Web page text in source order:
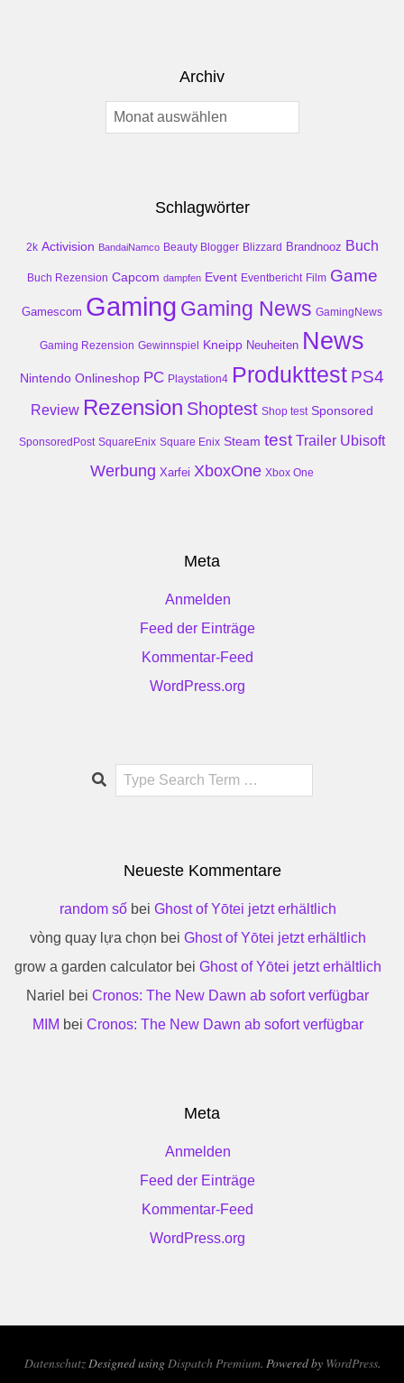
Archiv
Archiv
Schlagwörter
2k Activision BandaiNamco Beauty Blogger Blizzard Brandnooz Buch
Buch Rezension Capcom dampfen Event Eventbericht Film Game
Gamescom Gaming Gaming News GamingNews
Gaming Rezension Gewinnspiel Kneipp Neuheiten News
Nintendo Onlineshop PC Playstation4 Produkttest PS4
Review Rezension Shoptest Shop test Sponsored
SponsoredPost SquareEnix Square Enix Steam test Trailer Ubisoft
Werbung Xarfei XboxOne Xbox One
Meta
Anmelden
Feed der Einträge
Kommentar-Feed
WordPress.org
Search
Neueste Kommentare
random sốbei Ghost of Yōtei jetzt erhältlich
vòng quay lựa chọn bei Ghost of Yōtei jetzt erhältlich
grow a garden calculatorbei Ghost of Yōtei jetzt erhältlich
Nariel bei Cronos: The New Dawn ab sofort verfügbar
MIM bei Cronos: The New Dawn ab sofort verfügbar
Meta
Anmelden
Feed der Einträge
Kommentar-Feed
WordPress.org
DatenschutzDesigned usingDispatch Premium. Powered by WordPress.